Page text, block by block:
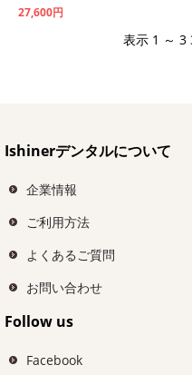
27,600円
表示 1 ～ 3
Ishinerデンタルについて
企業情報
ご利用方法
よくあるご質問
お問い合わせ
Follow us
Facebook